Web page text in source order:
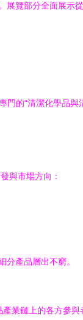
覽部分全面展
的“清潔化學品
與市場方向：
產品層出不窮。
業鏈上的各方參